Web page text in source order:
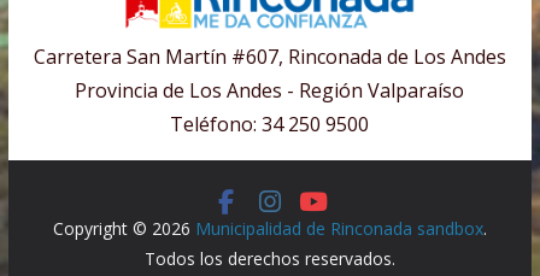
Carretera San Martín #607, Rinconada de Los Andes
Provincia de Los Andes - Región Valparaíso
Teléfono: 34 250 9500
Copyright © 2026 Municipalidad de Rinconada sandbox.
Todos los derechos reservados.